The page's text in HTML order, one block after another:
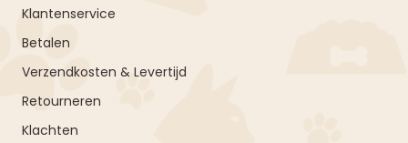
Klantenservice
Betalen
Verzendkosten & Levertijd
Retourneren
Klachten